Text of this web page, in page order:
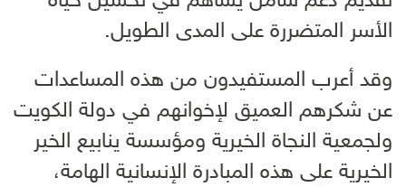
الأسر المتضررة على المدى الطويل.
وقد أعرب المستفيدون من هذه المساعدات
عن شكرهم العميق لإخوانهم في دولة الكويت
ولجمعية النجاة الخيرية ومؤسسة ينابيع الخير
الخيرية على هذه المبادرة الإنسانية الهامة،